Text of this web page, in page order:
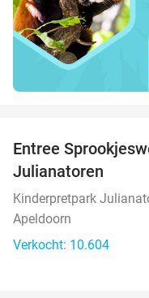
Entree
Julianatoren
Kinderpretpark
Apeldoorn
Verkocht: 10.604